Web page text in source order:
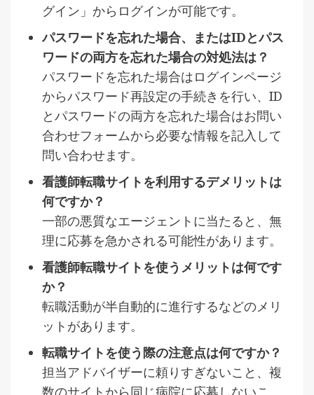
グイン」からログインが可能です。
パスワードを忘れた場合、またはIDとパス
ワードの両方を忘れた場合の対処法は？
パスワードを忘れた場合はログインページ
からパスワード再設定の手続きを行い、ID
とパスワードの両方を忘れた場合はお問い
合わせフォームから必要な情報を記入して
問い合わせます。
看護師転職サイトを利用するデメリットは
何ですか？
一部の悪質なエージェントに当たると、無
理に応募を急かされる可能性があります。
看護師転職サイトを使うメリットは何です
か？
転職活動が半自動的に進行するなどのメリ
ットがあります。
転職サイトを使う際の注意点は何ですか？
担当アドバイザーに頼りすぎないこと、複
数のサイトから同じ病院に応募しないこ